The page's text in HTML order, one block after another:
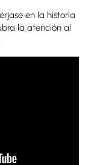
en la historia
la atención al